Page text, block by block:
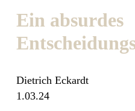
Ein absurdes
Dietrich Eckardt
1.03.24